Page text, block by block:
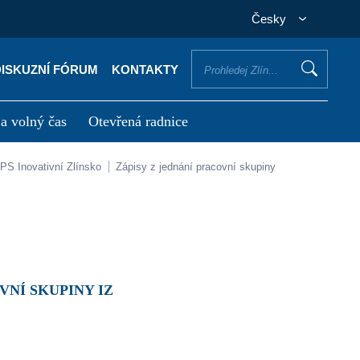
Česky
FÓRUM KONTAKTY
volný čas Otevřená radnice
vyřídit Potřebuji zaplatit
PS Inovativní Zlínsko
Zápisy z jednání pracovní skupiny
SKUPINY IZ